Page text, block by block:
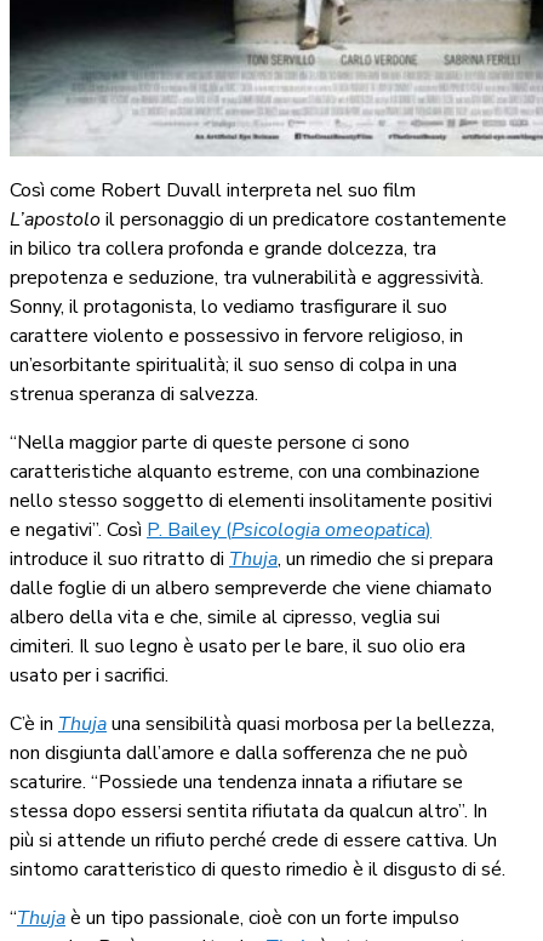
Così come Robert Duvall interpreta nel suo film
L’apostoloil personaggio di un predicatore costantemente
in bilico tra collera profonda e grande dolcezza, tra
prepotenza e seduzione, tra vulnerabilità e aggressività.
Sonny, il protagonista, lo vediamo trasfigurare il suo
carattere violento e possessivo in fervore religioso, in
un’esorbitante spiritualità; il suo senso di colpa in una
strenua speranza di salvezza.
“Nella maggior parte di queste persone ci sono
caratteristiche alquanto estreme, con una combinazione
nello stesso soggetto di elementi insolitamente positivi
e negativi”. Così P. Bailey (Psicologia omeopatica)
introduce il suo ritratto di Thuja, un rimedio che si prepara
dalle foglie di un albero sempreverde che viene chiamato
albero della vita e che, simile al cipresso, veglia sui
cimiteri. Il suo legno è usato per le bare, il suo olio era
usato per i sacrifici.
C’è in Thujauna sensibilità quasi morbosa per la bellezza,
non disgiunta dall’amore e dalla sofferenza che ne può
scaturire. “Possiede una tendenza innata a rifiutare se
stessa dopo essersi sentita rifiutata da qualcun altro”. In
più si attende un rifiuto perché crede di essere cattiva. Un
sintomo caratteristico di questo rimedio è il disgusto di sé.
“Thujaè un tipo passionale, cioè con un forte impulso